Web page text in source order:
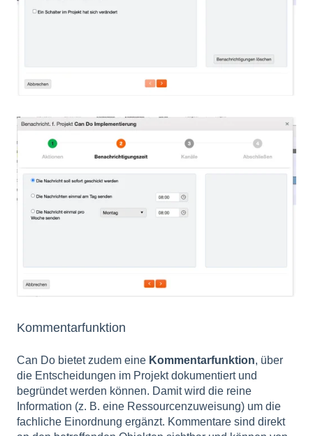
Kommentarfunktion
Can Do bietet zudem eine Kommentarfunktion, über
die Entscheidungen im Projekt dokumentiert und
begründet werden können. Damit wird die reine
Information (z. B. eine Ressourcenzuweisung) um die
fachliche Einordnung ergänzt. Kommentare sind direkt